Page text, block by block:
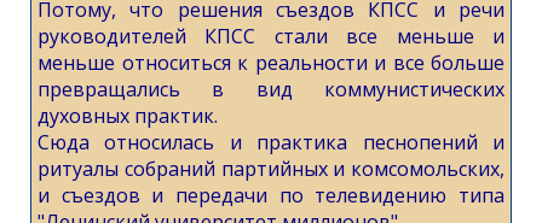
Потому, что решения съездов КПСС и речи
руководителей КПСС стали все меньше и
меньше относиться к реальности и все больше
превращались в вид коммунистических
духовных практик.
Сюда относилась и практика песнопений и
ритуалы собраний партийных и комсомольских,
и съездов и передачи по телевидению типа